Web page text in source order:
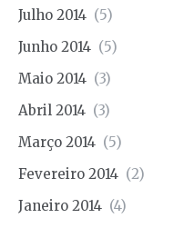
Julho 2014 (5)
Junho 2014 (5)
Maio 2014 (3)
Abril 2014 (3)
Março 2014 (5)
Fevereiro 2014 (2)
Janeiro 2014 (4)